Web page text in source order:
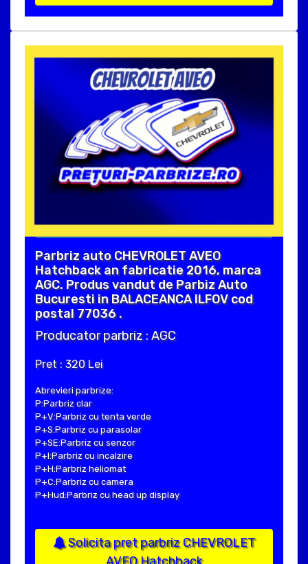
Parbriz auto CHEVROLET AVEO
Hatchback an fabricatie 2016, marca
AGC. Produs vandut de Parbiz Auto
Bucuresti in BALACEANCA ILFOV cod
postal 77036 .
Producator parbriz : AGC
Pret : 320 Lei
Abrevieri parbrize:
P:Parbriz clar
P+V:Parbriz cu tenta verde
P+S:Parbriz cu parasolar
P+SE:Parbriz cu senzor
P+I:Parbriz cu incalzire
P+H:Parbriz heliomat
P+C:Parbriz cu camera
P+Hud:Parbriz cu head up display
Solicita pret parbriz CHEVROLET